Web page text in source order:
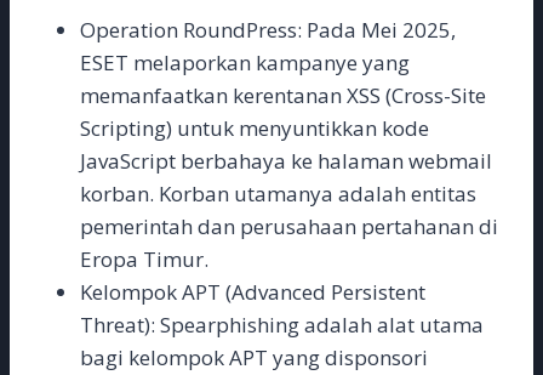
Operation RoundPress: Pada Mei 2025,
ESET melaporkan kampanye yang
memanfaatkan kerentanan XSS (Cross-Site
Scripting) untuk menyuntikkan kode
JavaScript berbahaya ke halaman webmail
korban. Korban utamanya adalah entitas
pemerintah dan perusahaan pertahanan di
Eropa Timur.
Kelompok APT (Advanced Persistent
Threat): Spearphishing adalah alat utama
bagi kelompok APT yang disponsori